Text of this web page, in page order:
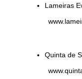
Lameiras
Quinta de